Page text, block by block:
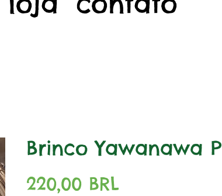
Brinco Yawanawa P
220,00 BRL